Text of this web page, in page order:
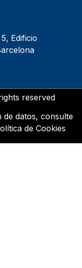
Edificio
reserved
datos, consulte
de Cookies